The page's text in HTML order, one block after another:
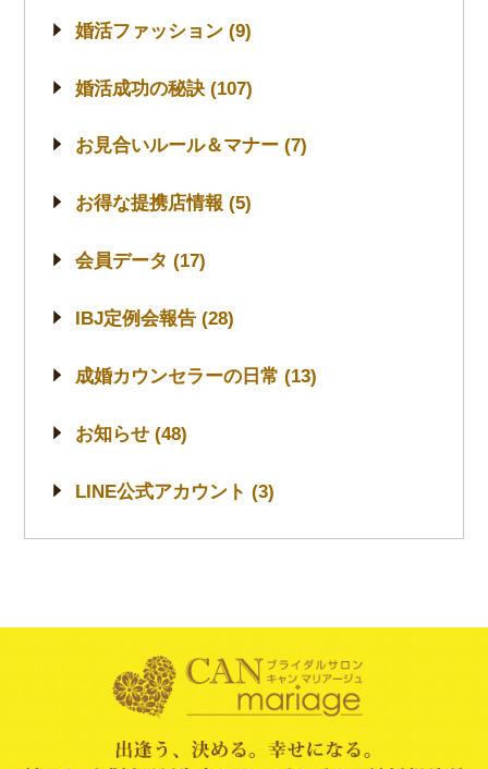
婚活ファッション (9)
婚活成功の秘訣 (107)
お見合いルール＆マナー (7)
お得な提携店情報 (5)
会員データ (17)
IBJ定例会報告 (28)
成婚カウンセラーの日常 (13)
お知らせ (48)
LINE公式アカウント (3)